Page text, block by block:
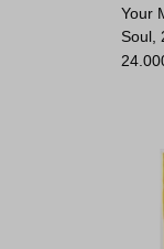
Your
Soul,